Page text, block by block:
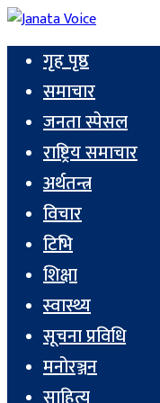
गृह पृष्ठ
समाचार
जनता स्पेसल
राष्ट्रिय समाचार
अर्थतन्त्र
विचार
टिभि
शिक्षा
स्वास्थ्य
सूचना प्रविधि
मनोरञ्जन